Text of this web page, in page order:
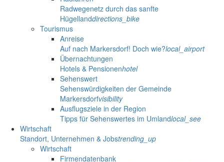
Radwegenetz durch das sanfte
Hügellanddirections_bike
Tourismus
Anreise
Auf nach Markersdorf! Doch wie?local_airport
Übernachtungen
Hotels & Pensionenhotel
Sehenswert
Sehenswürdigkeiten der Gemeinde
Markersdorfvisibility
Ausflugsziele in der Region
Tipps für Sehenswertes im Umlandlocal_see
Wirtschaft
Standort, Unternehmen & Jobstrending_up
Wirtschaft
Firmendatenbank